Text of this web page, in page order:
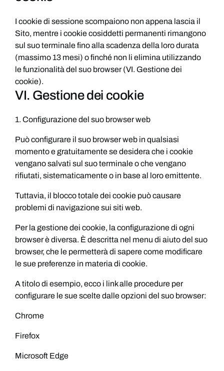
I cookie di sessione scompaiono non appena lascia il
Sito, mentre i cookie cosiddetti permanenti rimangono
sul suo terminale fino alla scadenza della loro durata
(massimo 13 mesi) o finché non li elimina utilizzando
le funzionalità del suo browser (VI. Gestione dei
cookie).
VI. Gestione dei cookie
1. Configurazione del suo browser web
Può configurare il suo browser web in qualsiasi
momento e gratuitamente se desidera che i cookie
vengano salvati sul suo terminale o che vengano
rifiutati, sistematicamente o in base al loro emittente.
Tuttavia, il blocco totale dei cookie può causare
problemi di navigazione sui siti web.
Per la gestione dei cookie, la configurazione di ogni
browser è diversa. È descritta nel menu di aiuto del suo
browser, che le permetterà di sapere come modificare
le sue preferenze in materia di cookie.
A titolo di esempio, ecco i link alle procedure per
configurare le sue scelte dalle opzioni del suo browser:
Chrome
Firefox
Microsoft Edge